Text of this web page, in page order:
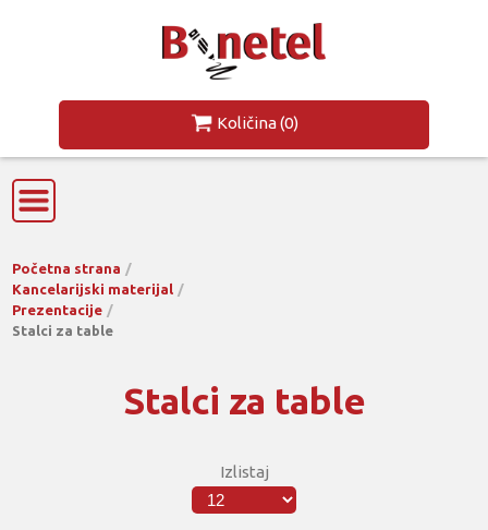
Količina(0)
Početna strana
Kancelarijski materijal
Prezentacije
Stalci za table
Stalci za table
Izlistaj